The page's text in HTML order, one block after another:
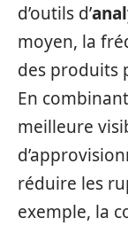
d’outils d’
moyen, la
des produits
En
meilleure
réduire les
exemple, la